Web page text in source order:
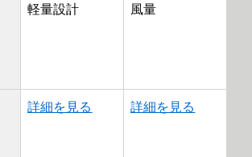
軽量設計
風量
詳細を見る 詳細を見る